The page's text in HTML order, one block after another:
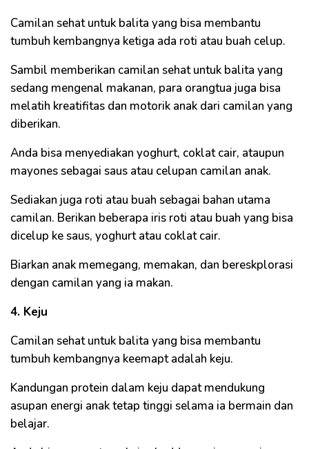
Camilan sehat untuk balita yang bisa membantu
tumbuh kembangnya ketiga ada roti atau buah celup.
Sambil memberikan camilan sehat untuk balita yang
sedang mengenal makanan, para orangtua juga bisa
melatih kreatifitas dan motorik anak dari camilan yang
diberikan.
Anda bisa menyediakan yoghurt, coklat cair, ataupun
mayones sebagai saus atau celupan camilan anak.
Sediakan juga roti atau buah sebagai bahan utama
camilan. Berikan beberapa iris roti atau buah yang bisa
dicelup ke saus, yoghurt atau coklat cair.
Biarkan anak memegang, memakan, dan bereskplorasi
dengan camilan yang ia makan.
4. Keju
Camilan sehat untuk balita yang bisa membantu
tumbuh kembangnya keemapt adalah keju.
Kandungan protein dalam keju dapat mendukung
asupan energi anak tetap tinggi selama ia bermain dan
belajar.